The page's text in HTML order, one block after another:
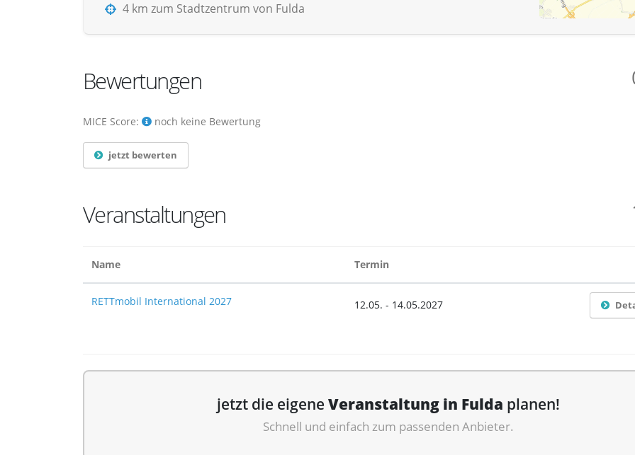
4 km zum Stadtzentrum von Fulda
Bewertungen
MICE Score: noch keine Bewertung
jetzt bewerten
Veranstaltungen
Name Termin
RETTmobil International 2027 12.05. - 14.05.2027
jetzt die eigene Veranstaltung in Fulda planen!
Schnell und einfach zum passenden Anbieter.